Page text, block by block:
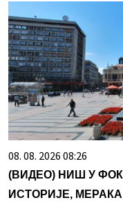
08. 08. 2026 08:26
(ВИДЕО) НИШ У
ИСТОРИЈЕ,